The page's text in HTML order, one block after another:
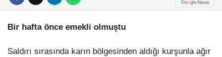
Bir hafta önce emekli olmuştu
Saldırı sırasında karın bölgesinden aldığı kurşunla ağır